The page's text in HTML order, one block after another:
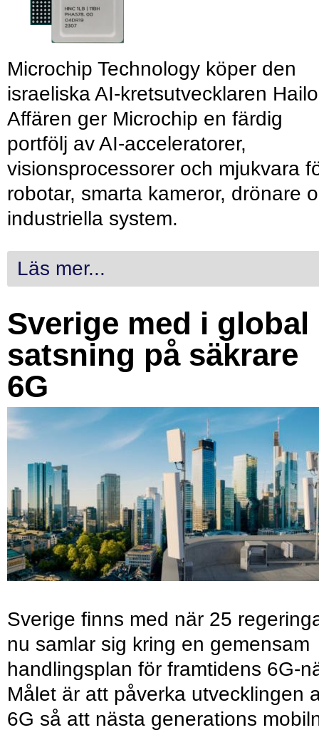
Microchip Technology köper den
israeliska AI-kretsutvecklaren
Affären ger Microchip en färdig
portfölj av AI-acceleratorer,
visionsprocessorer och mjukvara
robotar, smarta kameror, drönare
industriella system.
Läs mer...
Sverige med i global
satsning på säkrare
6G
Sverige finns med när 25
nu samlar sig kring en gemensam
handlingsplan för framtidens 6G-
Målet är att påverka utvecklingen
6G så att nästa generations